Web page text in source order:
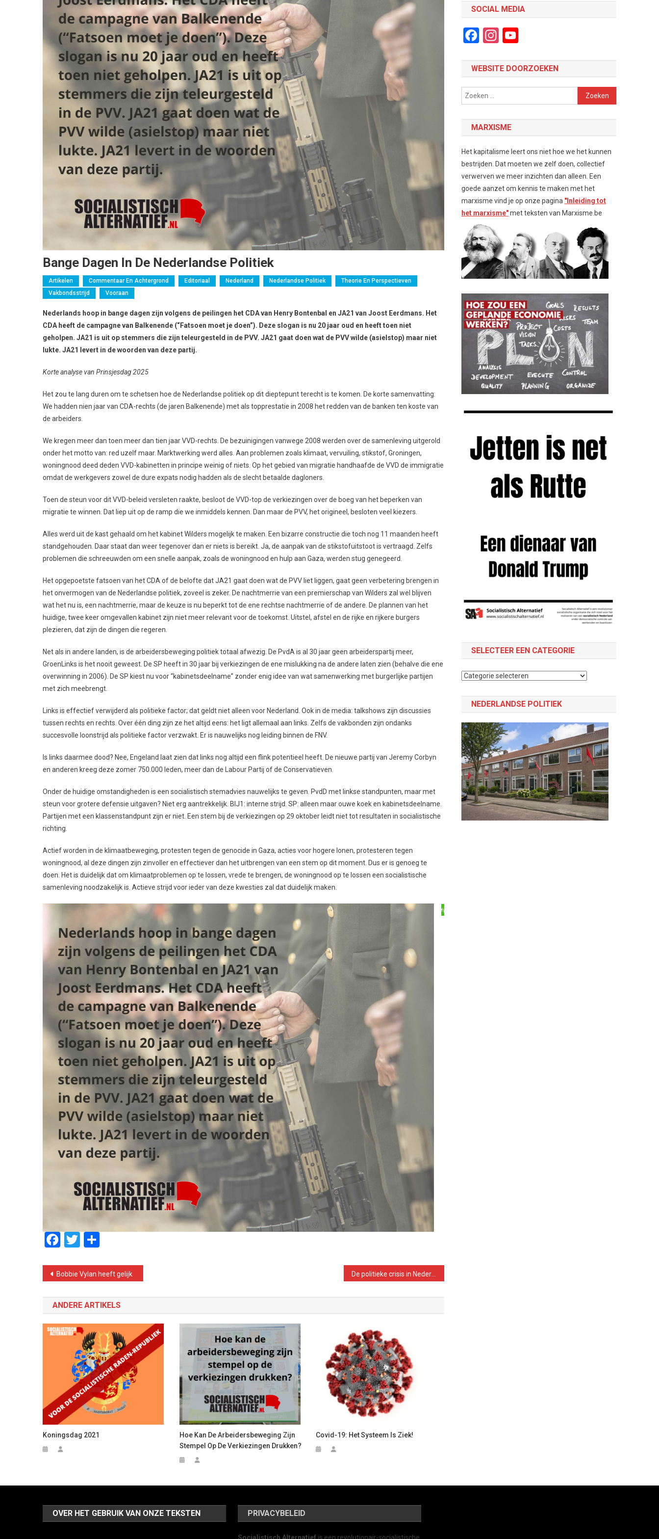
Bange Dagen In De Nederlandse Politiek
Artikelen Commentaar En Achtergrond Editoriaal Nederland Nederlandse Politiek
Theorie En Perspectieven
Vakbondsstrijd
Vooraan
Nederlands hoop in bange dagen zijn volgens de peilingen het CDA van Henry Bontenbal en JA21 van Joost Eerdmans. Het
CDA heeft de campagne van Balkenende (“Fatsoen moet je doen”). Deze slogan is nu 20 jaar oud en heeft toen niet
geholpen. JA21 is uit op stemmers die zijn teleurgesteld in de PVV. JA21 gaat doen wat de PVV wilde (asielstop) maar niet
lukte. JA21 levert in de woorden van deze partij.
Korte analyse van Prinsjesdag 2025
Het zou te lang duren om te schetsen hoe de Nederlandse politiek op dit dieptepunt terecht is te komen. De korte samenvatting:
We hadden nien jaar van CDA-rechts (de jaren Balkenende) met als topprestatie in 2008 het redden van de banken ten koste van
de arbeiders.
We kregen meer dan toen meer dan tien jaar VVD-rechts. De bezuinigingen vanwege 2008 werden over de samenleving uitgerold
onder het motto van: red uzelf maar. Marktwerking werd alles. Aan problemen zoals klimaat, vervuiling, stikstof, Groningen,
woningnood deed deden VVD-kabinetten in principe weinig of niets. Op het gebied van migratie handhaafde de VVD de immigratie
omdat de werkgevers zowel de dure expats nodig hadden als de slecht betaalde dagloners.
Toen de steun voor dit VVD-beleid versleten raakte, besloot de VVD-top de verkiezingen over de boeg van het beperken van
migratie te winnen. Dat liep uit op de ramp die we inmiddels kennen. Dan maar de PVV, het origineel, besloten veel kiezers.
Alles werd uit de kast gehaald om het kabinet Wilders mogelijk te maken. Een bizarre constructie die toch nog 11 maanden heeft
standgehouden. Daar staat dan weer tegenover dan er niets is bereikt. Ja, de aanpak van de stikstofuitstoot is vertraagd. Zelfs
problemen die schreeuwden om een snelle aanpak, zoals de woningnood en hulp aan Gaza, werden stug genegeerd.
Het opgepoetste fatsoen van het CDA of de belofte dat JA21 gaat doen wat de PVV liet liggen, gaat geen verbetering brengen in
het onvermogen van de Nederlandse politiek, zoveel is zeker. De nachtmerrie van een premierschap van Wilders zal wel blijven
wat het nu is, een nachtmerrie, maar de keuze is nu beperkt tot de ene rechtse nachtmerrie of de andere. De plannen van het
huidige, twee keer omgevallen kabinet zijn niet meer relevant voor de toekomst. Uitstel, afstel en de rijke en rijkere burgers
plezieren, dat zijn de dingen die regeren.
Net als in andere landen, is de arbeidersbeweging politiek totaal afwezig. De PvdA is al 30 jaar geen arbeiderspartij meer,
GroenLinks is het nooit geweest. De SP heeft in 30 jaar bij verkiezingen de ene mislukking na de andere laten zien (behalve die ene
overwinning in 2006). De SP kiest nu voor “kabinetsdeelname” zonder enig idee van wat samenwerking met burgerlijke partijen
met zich meebrengt.
Links is effectief verwijderd als politieke factor; dat geldt niet alleen voor Nederland. Ook in de media: talkshows zijn discussies
tussen rechts en rechts. Over één ding zijn ze het altijd eens: het ligt allemaal aan links. Zelfs de vakbonden zijn ondanks
succesvolle loonstrijd als politieke factor verzwakt. Er is nauwelijks nog leiding binnen de FNV.
Is links daarmee dood? Nee, Engeland laat zien dat links nog altijd een flink potentieel heeft. De nieuwe partij van Jeremy Corbyn
en anderen kreeg deze zomer 750.000 leden, meer dan de Labour Partij of de Conservatieven.
Onder de huidige omstandigheden is een socialistisch stemadvies nauwelijks te geven. PvdD met linkse standpunten, maar met
steun voor grotere defensie uitgaven? Niet erg aantrekkelijk. BIJ1: interne strijd. SP: alleen maar ouwe koek en kabinetsdeelname.
Partijen met een klassenstandpunt zijn er niet. Een stem bij de verkiezingen op 29 oktober leidt niet tot resultaten in socialistische
richting.
Actief worden in de klimaatbeweging, protesten tegen de genocide in Gaza, acties voor hogere lonen, protesteren tegen
woningnood, al deze dingen zijn zinvoller en effectiever dan het uitbrengen van een stem op dit moment. Dus er is genoeg te
doen. Het is duidelijk dat om klimaatproblemen op te lossen, vrede te brengen, de woningnood op te lossen een socialistische
samenleving noodzakelijk is. Actieve strijd voor ieder van deze kwesties zal dat duidelijk maken.
Facebook
Twitter
Bericht
navigatie
Bobbie Vylan heeft gelijk
ANDERE ARTIKELS
Koningsdag 2021
Hoe Kan De Arbeidersbeweging Zijn
Stempel Op De Verkiezingen Drukken?
Covid-19: Het Systeem Is Ziek!
SOCIAL MEDIA
Facebook
Instagram
WEBSITE DOORZOEKEN
Zoeken
naar:
MARXISME
Het kapitalisme leert ons niet hoe we het kunnen
bestrijden. Dat moeten we zelf doen, collectief
verwerven we meer inzichten dan alleen. Een
goede aanzet om kennis te maken met het
marxisme vind je op onze pagina "Inleiding tot
het marxisme"met teksten van Marxisme.be
SELECTEER EEN CATEGORIE
Selecteer
categorie
NEDERLANDSE POLITIEK
OVER HET GEBRUIK VAN ONZE TEKSTEN PRIVACYBELEID